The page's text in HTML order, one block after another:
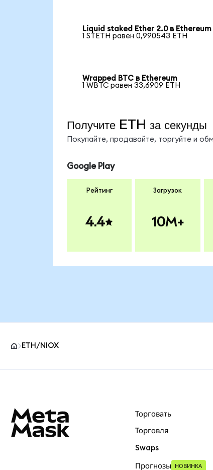
Liquid staked Ether 2.0 в Ethereum
1 STETH равен 0,990543 ETH
Wrapped BTC в Ethereum
1 WBTC равен 33,6909 ETH
Получите ETH за секунды
Покупайте, продавайте, торгуйте и
Google Play
Рейтинг
4.4
Загрузок
10M+
ETH/NIOX
Торговать
Торговля
Swaps
Прогнозы НОВИНКА